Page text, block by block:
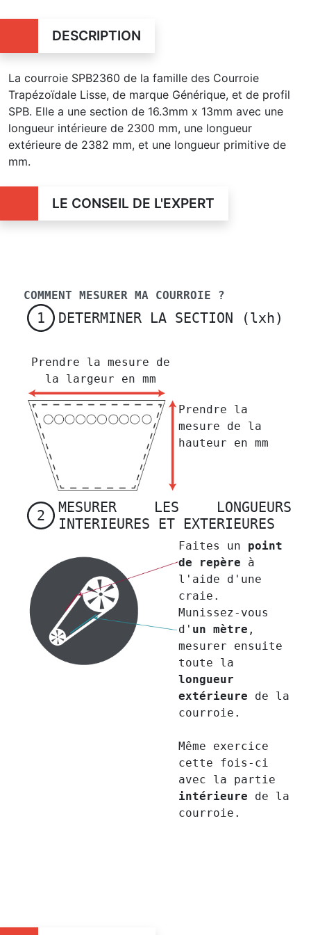
DESCRIPTION
La courroie SPB2360 de la famille des Courroie
Trapézoïdale Lisse, de marque Générique, et de profil
SPB. Elle a une section de 16.3mm x 13mm avec une
longueur intérieure de 2300 mm, une longueur
extérieure de 2382 mm, et une longueur primitive de
mm.
LE CONSEIL DE L'EXPERT
COMMENT MESURER MA COURROIE ?
1 DETERMINER LA SECTION (lxh)
Prendre la mesure de
la largeur en mm
Prendre la
mesure de la
hauteur en mm
2
MESURER LES LONGUEURS
INTERIEURES ET EXTERIEURES
Faites un point
de repère à
l'aide d'une
craie.
Munissez-vous
d' un mètre ,
mesurer ensuite
toute la
longueur
extérieure de la
courroie.
Même exercice
cette fois-ci
avec la partie
intérieure de la
courroie.